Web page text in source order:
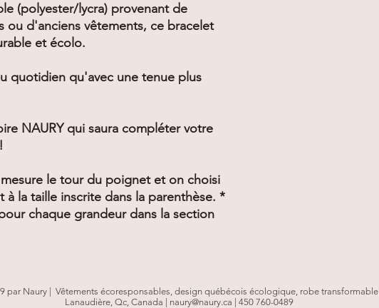
(polyester/lycra) provenant de
ou d'anciens vêtements, ce bracelet
et écolo.
quotidien qu'avec une tenue plus
NAURY qui saura compléter votre
le tour du poignet et on choisi
à la taille inscrite dans la parenthèse. *
chaque grandeur dans la section
par Naury | Vêtements écoresponsables, design québécois écologique, robe transformable |
Lanaudière, Qc, Canada | naury@naury.ca | 450 760-0489